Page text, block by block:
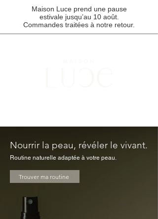
Maison Luce prend une pause
estivale jusqu’au 10 août.
Commandes traitées à notre retour.
Nourrir la peau, révéler le vivant.
Routine naturelle adaptée à votre peau.
Trouver ma routine